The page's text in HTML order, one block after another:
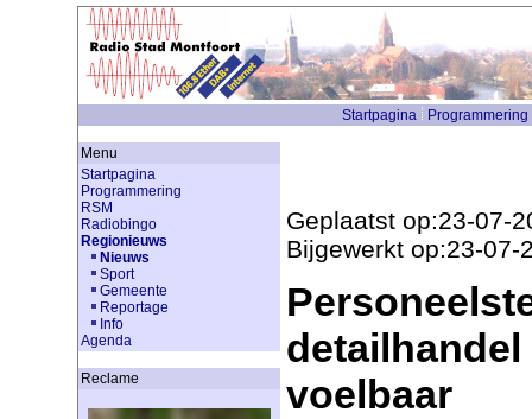
Startpagina Programmering
Menu
Startpagina
Programmering
RSM
Radiobingo
Regionieuws
Nieuws
Sport
Gemeente
Reportage
Info
Agenda
Reclame
Geplaatst op:23-07-
Bijgewerkt op:23-07-
voelbaar